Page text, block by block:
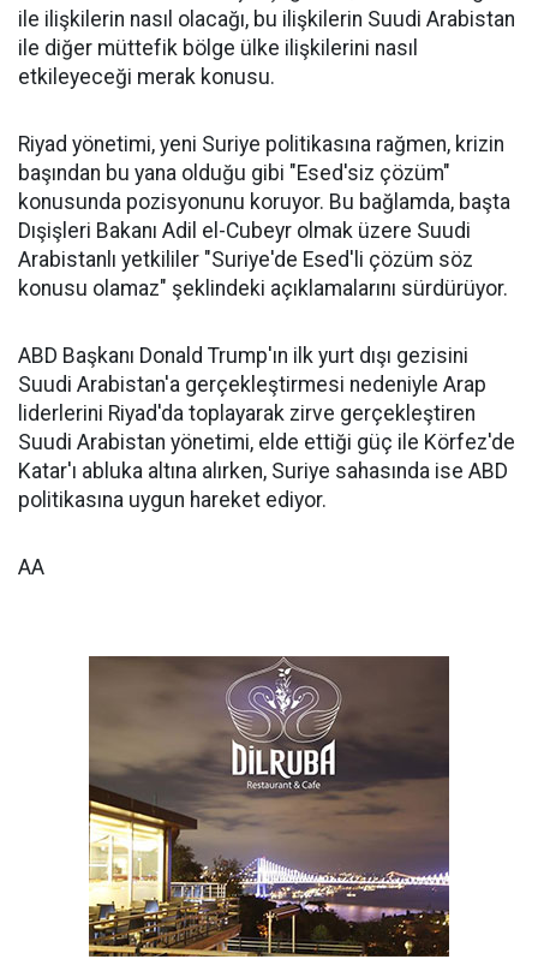
ile ilişkilerin nasıl olacağı, bu ilişkilerin Suudi Arabistan
ile diğer müttefik bölge ülke ilişkilerini nasıl
etkileyeceği merak konusu.
Riyad yönetimi, yeni Suriye politikasına rağmen, krizin
başından bu yana olduğu gibi "Esed'siz çözüm"
konusunda pozisyonunu koruyor. Bu bağlamda, başta
Dışişleri Bakanı Adil el-Cubeyr olmak üzere Suudi
Arabistanlı yetkililer "Suriye'de Esed'li çözüm söz
konusu olamaz" şeklindeki açıklamalarını sürdürüyor.
ABD Başkanı Donald Trump'ın ilk yurt dışı gezisini
Suudi Arabistan'a gerçekleştirmesi nedeniyle Arap
liderlerini Riyad'da toplayarak zirve gerçekleştiren
Suudi Arabistan yönetimi, elde ettiği güç ile Körfez'de
Katar'ı abluka altına alırken, Suriye sahasında ise ABD
politikasına uygun hareket ediyor.
AA